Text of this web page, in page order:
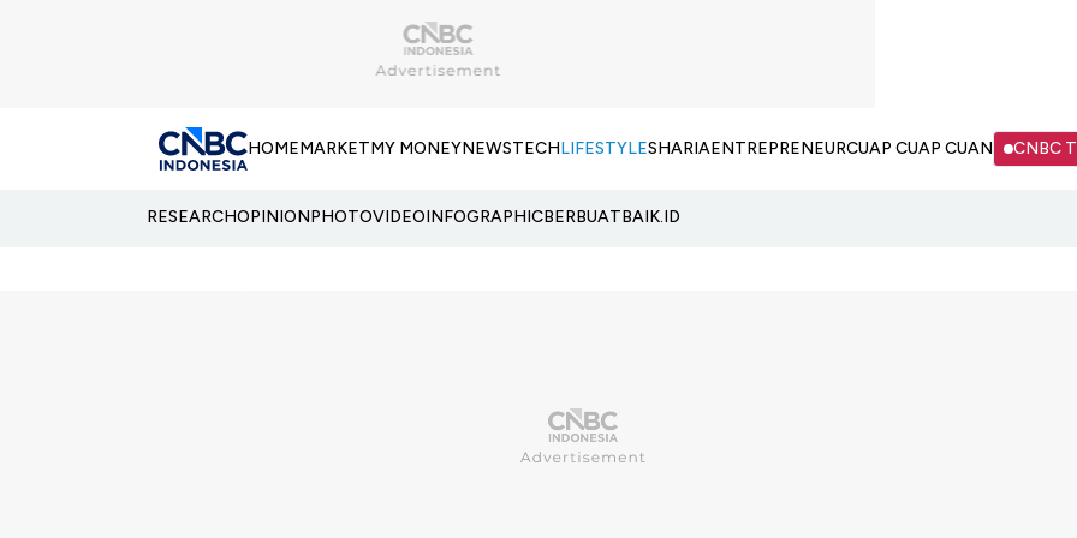
HOMEMARKETMY MONEYNEWSTECHLIFESTYLESHARIAENTREPRENEURCUAP CUAP CUAN CNBC
RESEARCHOPINIONPHOTOVIDEOINFOGRAPHICBERBUATBAIK.ID